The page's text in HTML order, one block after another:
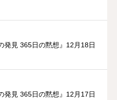
発見 365日の黙想』12月18日
発見 365日の黙想』12月17日